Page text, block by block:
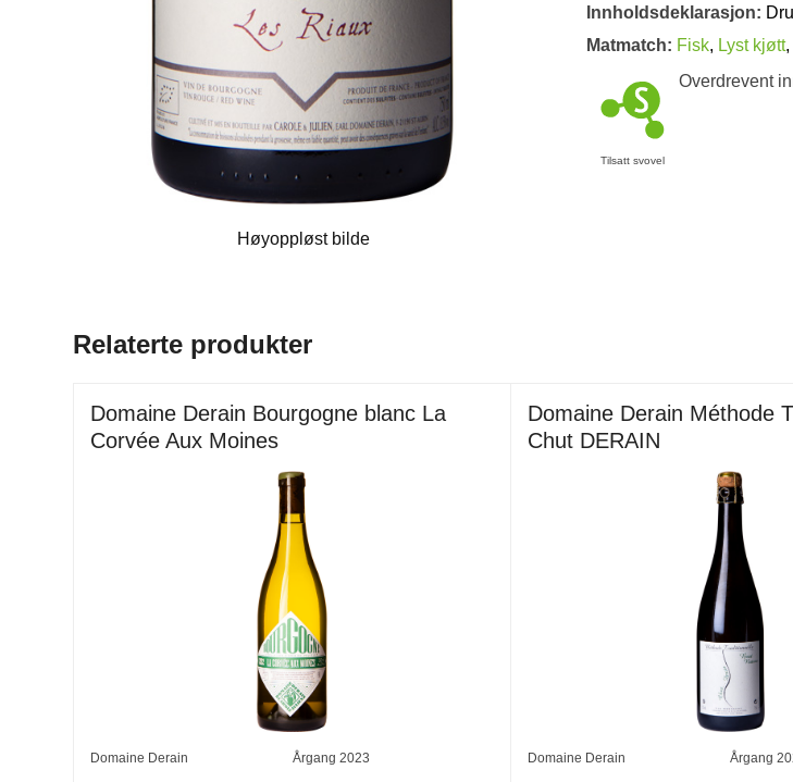
Høyoppløst bilde
Innholdsdeklarasjon:
Matmatch: Fisk, Lyst kjøtt,
Tilsatt svovel
Overdrevent
Relaterte produkter
Domaine Derain Bourgogne blanc La
Corvée Aux Moines
Domaine Derain Årgang 2023
Domaine Derain Méthode
Chut DERAIN
Domaine Derain Årgang